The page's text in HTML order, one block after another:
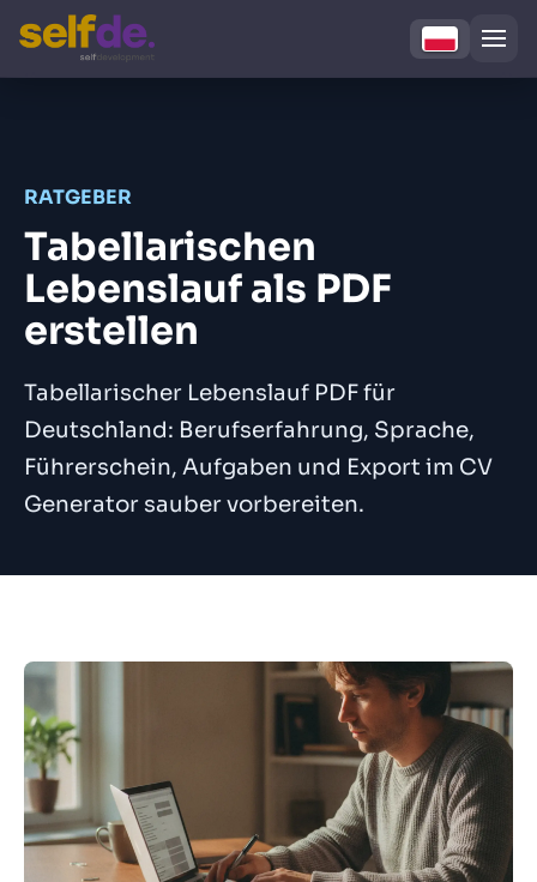
RATGEBER
Tabellarischen
Lebenslauf als PDF
erstellen
Tabellarischer Lebenslauf PDF für
Deutschland: Berufserfahrung, Sprache,
Führerschein, Aufgaben und Export im CV
Generator sauber vorbereiten.